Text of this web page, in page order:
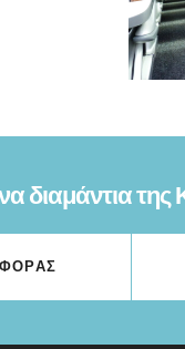
διαμάντια